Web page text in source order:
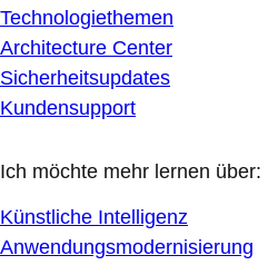
Technologiethemen
Architecture Center
Sicherheitsupdates
Kundensupport
Ich möchte mehr lernen über:
Künstliche Intelligenz
Anwendungsmodernisierung